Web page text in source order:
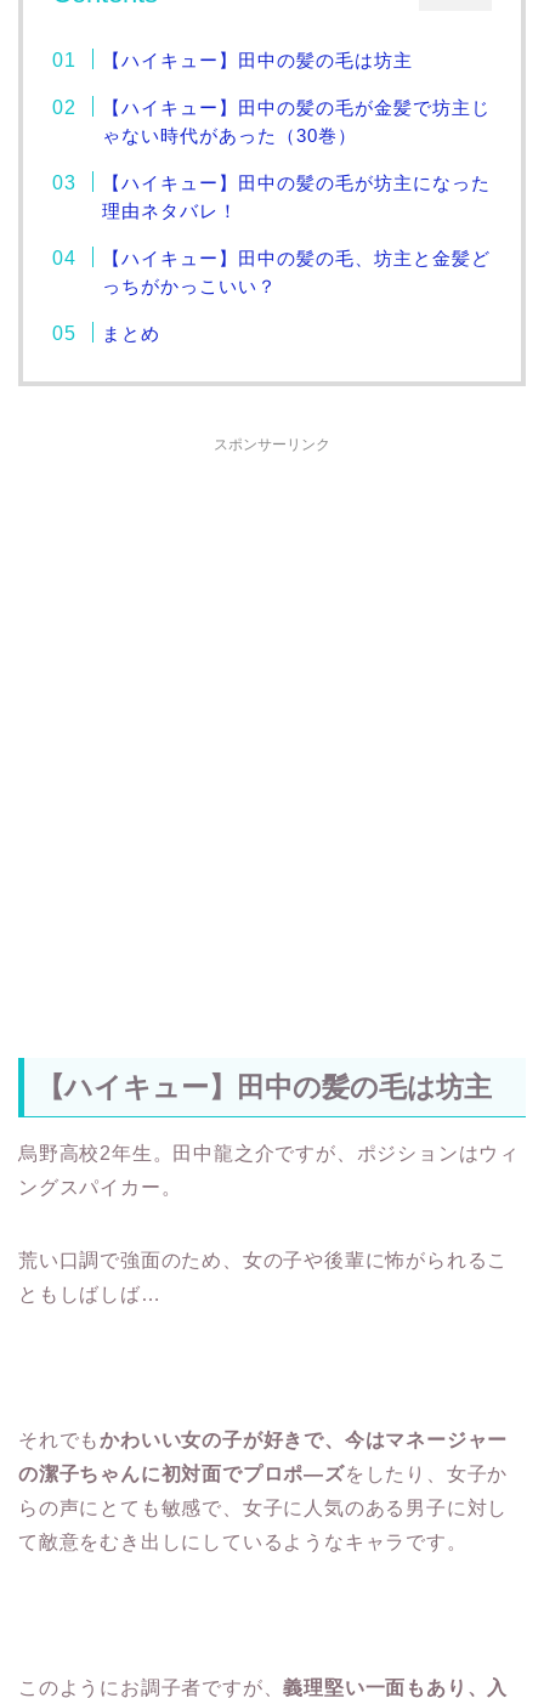
【ハイキュー】田中の髪の毛は坊主
【ハイキュー】田中の髪の毛が金髪で坊主じ
ゃない時代があった（30巻）
【ハイキュー】田中の髪の毛が坊主になった
理由ネタバレ！
【ハイキュー】田中の髪の毛、坊主と金髪ど
っちがかっこいい？
まとめ
スポンサーリンク
【ハイキュー】田中の髪の毛は坊主
烏野高校2年生。田中龍之介ですが、ポジションはウィ
ングスパイカー。
荒い口調で強面のため、女の子や後輩に怖がられるこ
ともしばしば…
それでもかわいい女の子が好きで、今はマネージャー
の潔子ちゃんに初対面でプロポ―ズをしたり、女子か
らの声にとても敏感で、女子に人気のある男子に対し
て敵意をむき出しにしているようなキャラです。
このようにお調子者ですが、義理堅い一面もあり、入